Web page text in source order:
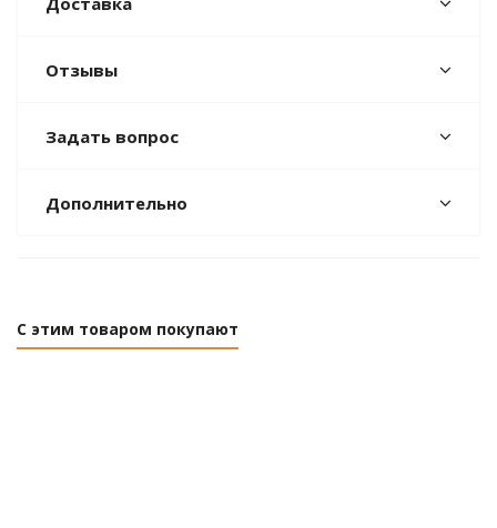
Отзывы
Задать вопрос
Дополнительно
С этим товаром покупают